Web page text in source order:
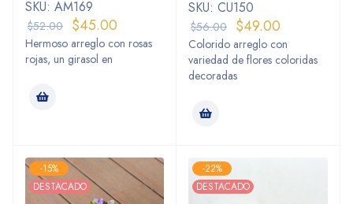
SKU: AM169
$52.00 $45.00
Hermoso arreglo con rosas
rojas, un girasol en
SKU: CU150
$56.00 $49.00
Colorido arreglo con
variedad de flores coloridas
decoradas
-15%
DESTACADO
-22%
DESTACADO